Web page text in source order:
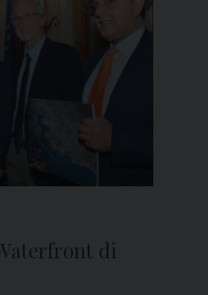
di